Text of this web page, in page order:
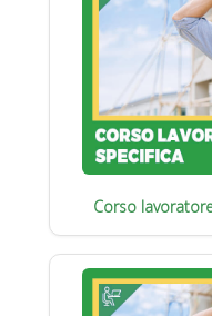
Corso lavoratore